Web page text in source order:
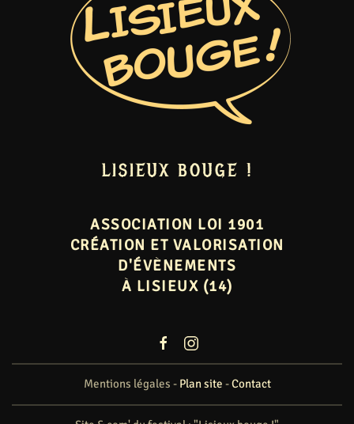
LISIEUX BOUGE !
ASSOCIATION LOI 1901
CRÉATION ET VALORISATION
D'ÉVÈNEMENTS
À LISIEUX (14)
Mentions légales - Plan site -Contact